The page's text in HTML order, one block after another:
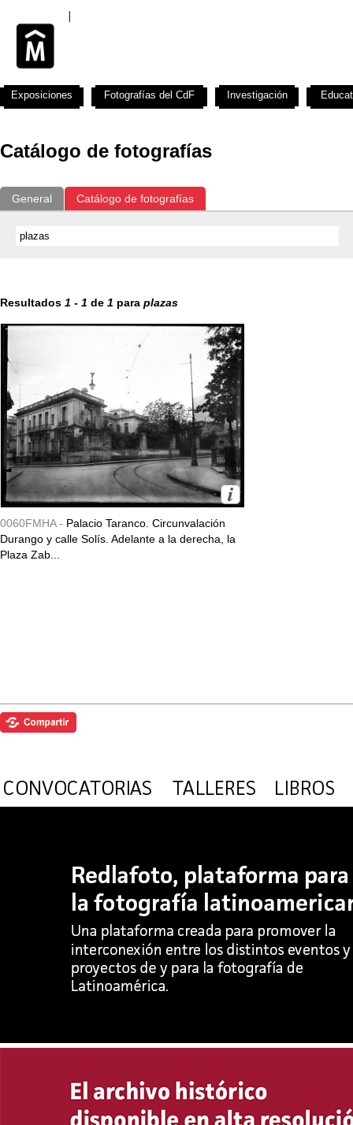
Catálogo de fotografías
General Catálogo de fotografías
Resultados 1 - 1 de 1 para plazas
0060FMHA - Palacio Taranco. Circunvalación
Durango y calle Solís. Adelante a la derecha, la
Plaza Zab...
Exposiciones Fotografías del CdF Investigación